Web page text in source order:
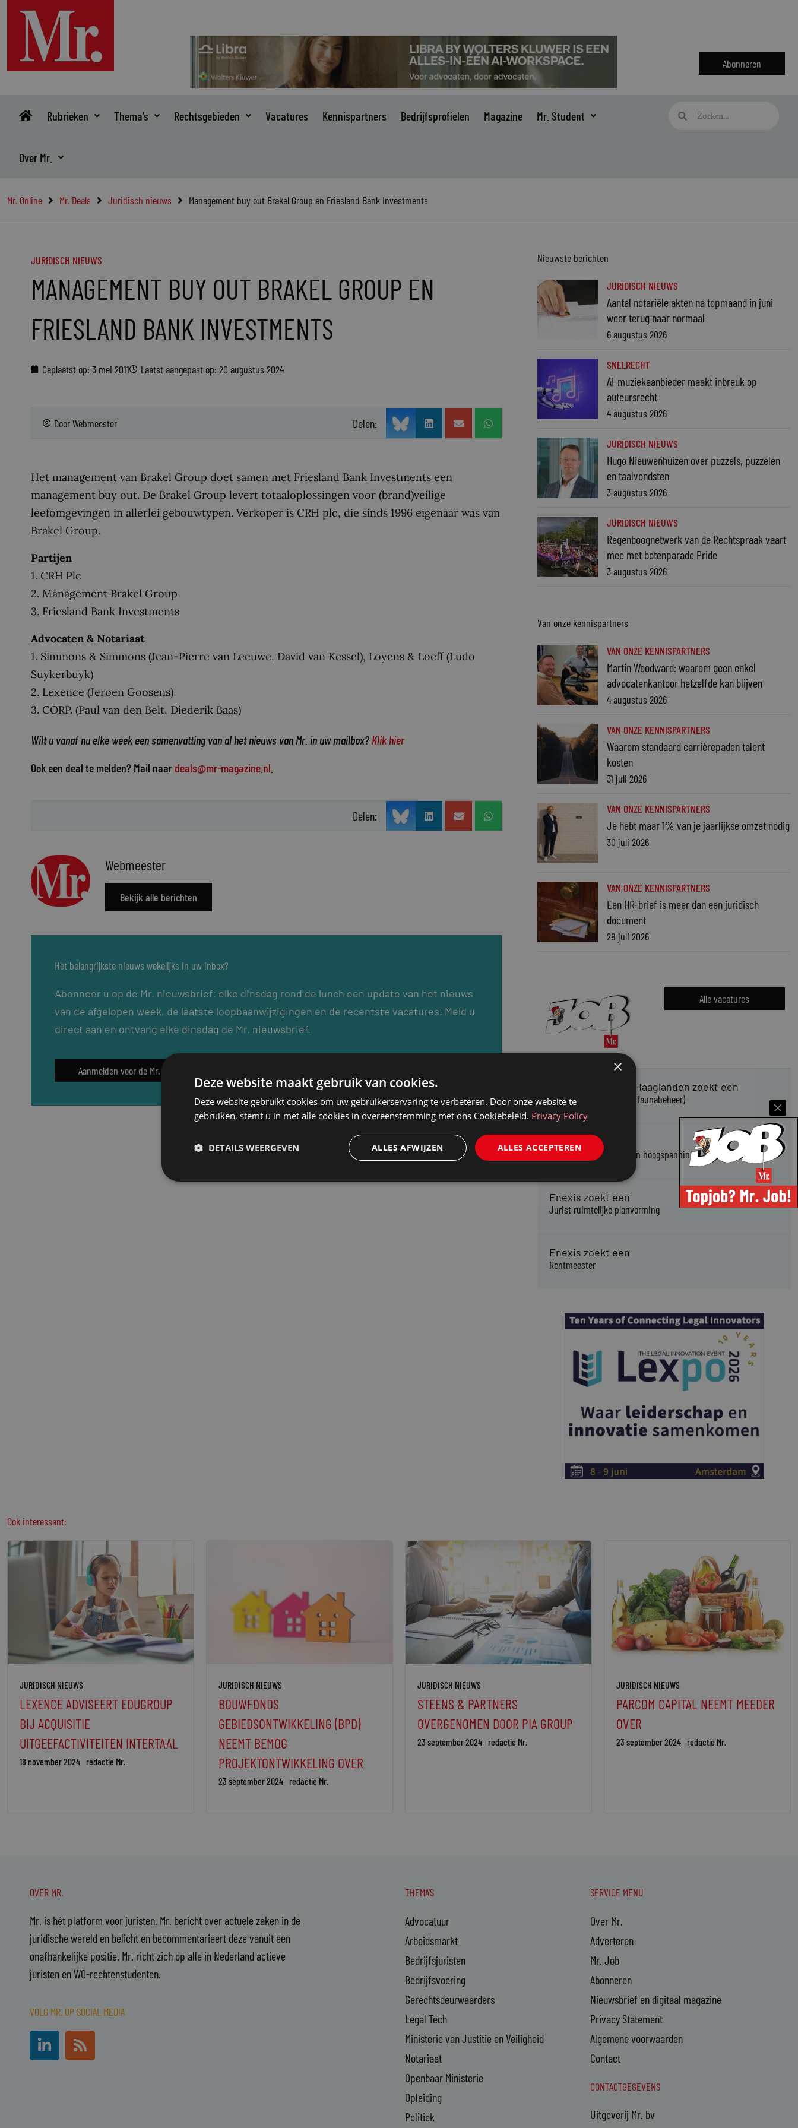
inhoud
Abonneren
Rubrieken Thema’s Rechtsgebieden Vacatures Kennispartners Bedrijfsprofielen Magazine Mr. Student
Over Mr.
Zoeken
Mr. Online Mr. Deals Juridisch nieuws Management buy out Brakel Group en Friesland Bank Investments
JURIDISCH NIEUWS
MANAGEMENT BUY OUT BRAKEL GROUP EN
FRIESLAND BANK INVESTMENTS
Geplaatst op: 3 mei 2011 Laatst aangepast op: 20 augustus 2024
DoorWebmeester Delen:
Het management van Brakel Group doet samen met Friesland Bank Investments een
management buy out. De Brakel Group levert totaaloplossingen voor (brand)veilige
leefomgevingen in allerlei gebouwtypen. Verkoper is CRH plc, die sinds 1996 eigenaar was van
Brakel Group.
Partijen
1. CRH Plc
2. Management Brakel Group
3. Friesland Bank Investments
Advocaten & Notariaat
1. Simmons & Simmons (Jean-Pierre van Leeuwe, David van Kessel), Loyens & Loeff (Ludo
Suykerbuyk)
2. Lexence (Jeroen Goosens)
3. CORP. (Paul van den Belt, Diederik Baas)
Wilt u vanaf nu elke week een samenvatting van al het nieuws van Mr. in uw mailbox? Klik hier
Ook een deal te melden? Mail naar deals@mr-magazine.nl
Delen:
Webmeester
Bekijk alle berichten
Het belangrijkste nieuws wekelijks in uw inbox?
Abonneer u op de Mr. nieuwsbrief: elke dinsdag rond de lunch een update van het nieuws
van de afgelopen week, de laatste loopbaanwijzigingen en de recentste vacatures. Meld u
direct aan en ontvang elke dinsdag de Mr. nieuwsbrief.
Aanmelden voor de Mr. nieuwsbrief
Nieuwste berichten
JURIDISCH NIEUWS
Aantal notariële akten na topmaand in juni
weer terug naar normaal
6 augustus 2026
SNELRECHT
AI-muziekaanbieder maakt inbreuk op
auteursrecht
4 augustus 2026
JURIDISCH NIEUWS
Hugo Nieuwenhuizen over puzzels, puzzelen
en taalvondsten
3 augustus 2026
JURIDISCH NIEUWS
Regenboognetwerk van de Rechtspraak vaart
mee met botenparade Pride
3 augustus 2026
Van onze kennispartners
VAN ONZE KENNISPARTNERS
Martin Woodward: waarom geen enkel
advocatenkantoor hetzelfde kan blijven
4 augustus 2026
VAN ONZE KENNISPARTNERS
Waarom standaard carrièrepaden talent
kosten
31 juli 2026
VAN ONZE KENNISPARTNERS
Je hebt maar 1% van je jaarlijkse omzet nodig
30 juli 2026
VAN ONZE KENNISPARTNERS
Een HR-brief is meer dan een juridisch
document
28 juli 2026
Alle vacatures
Omgevingsdienst Haaglanden zoekt een
Jurist Omgevingsrecht (faunabeheer)
Enexis zoekt een
Rentmeester midden- en hoogspanning
Enexis zoekt een
Jurist ruimtelijke planvorming
Enexis zoekt een
Rentmeester
Ook interessant:
JURIDISCH NIEUWS
LEXENCE ADVISEERT EDUGROUP
BIJ ACQUISITIE
UITGEEFACTIVITEITEN INTERTAAL
18 november 2024 redactie Mr.
JURIDISCH NIEUWS
BOUWFONDS
GEBIEDSONTWIKKELING (BPD)
NEEMT BEMOG
PROJEKTONTWIKKELING OVER
23 september 2024 redactie Mr.
JURIDISCH NIEUWS
STEENS & PARTNERS
OVERGENOMEN DOOR PIA GROUP
23 september 2024 redactie Mr.
JURIDISCH NIEUWS
PARCOM CAPITAL NEEMT MEEDER
OVER
23 september 2024 redactie Mr.
OVER MR.
Mr. is hét platform voor juristen. Mr. bericht over actuele zaken in de
juridische wereld en belicht en becommentarieert deze vanuit een
onafhankelijke positie. Mr. richt zich op alle in Nederland actieve
juristen en WO-rechtenstudenten.
VOLG MR. OP SOCIAL MEDIA
L
i
n
R
s
s
THEMA'S
Advocatuur
Arbeidsmarkt
Bedrijfsjuristen
Bedrijfsvoering
Gerechtsdeurwaarders
Legal Tech
Ministerie van Justitie en Veiligheid
Notariaat
Openbaar Ministerie
Opleiding
Politiek
SERVICE MENU
Over Mr.
Adverteren
Mr. Job
Abonneren
Nieuwsbrief en digitaal magazine
Privacy Statement
Algemene voorwaarden
Contact
CONTACTGEGEVENS
Uitgeverij Mr. bv
×
Deze website maakt gebruik van cookies.
Deze website gebruikt cookies om uw gebruikerservaring te verbeteren. Door onze website te
gebruiken, stemt u in met alle cookies in overeenstemming met ons Cookiebeleid. Privacy Policy
ALLES ACCEPTEREN
ALLES AFWIJZEN
DETAILS WEERGEVEN